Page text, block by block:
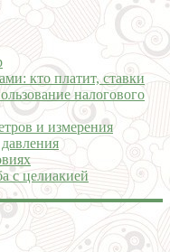
кто платит, ставки
налогового
и измерения
с целиакией